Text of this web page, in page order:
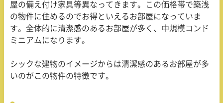
屋の備え付け家具等異なってきます。この価格帯で築浅
の物件に住めるのでお得といえるお部屋になっていま
す。全体的に清潔感のあるお部屋が多く、中規模コンド
ミニアムになります。
シックな建物のイメージからは清潔感のあるお部屋が多
いのがこの物件の特徴です。